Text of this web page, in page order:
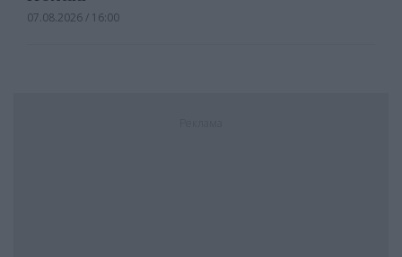
07.08.2026 / 16:00